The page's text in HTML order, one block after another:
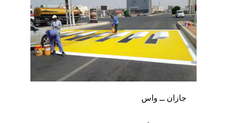
جازان ــ واس